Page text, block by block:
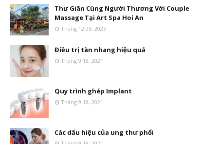
Thư Giãn Cùng Người Thương Với Couple
Massage Tại Art Spa Hoi An
Tháng 12 05, 2025
Điều trị tàn nhang hiệu quả
Tháng 9 18, 2021
Quy trình ghép Implant
Tháng 9 18, 2021
Các dấu hiệu của ung thư phổi